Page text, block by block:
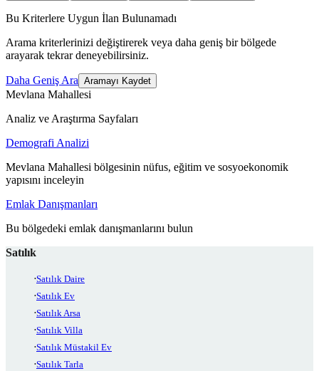
Bu Kriterlere Uygun İlan Bulunamadı
Arama kriterlerinizi değiştirerek veya daha geniş bir bölgede
arayarak tekrar deneyebilirsiniz.
Daha Geniş Ara Aramayı Kaydet
Mevlana Mahallesi
Analiz ve Araştırma Sayfaları
Demografi Analizi
Mevlana Mahallesi bölgesinin nüfus, eğitim ve sosyoekonomik
yapısını inceleyin
Emlak Danışmanları
Bu bölgedeki emlak danışmanlarını bulun
Satılık
Satılık Daire
Satılık Ev
Satılık Arsa
Satılık Villa
Satılık Müstakil Ev
Satılık Tarla